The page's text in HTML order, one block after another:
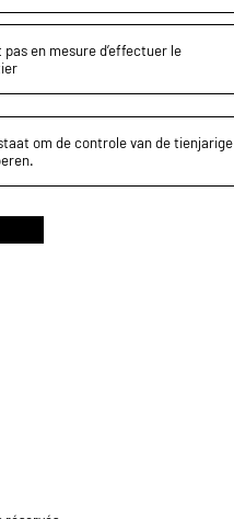
en mesure d’effectuer le
om de controle van de tienjarige